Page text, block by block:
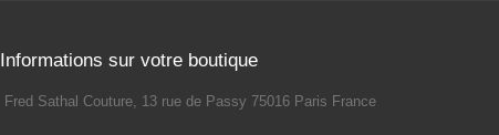
Informations sur votre boutique
Fred Sathal Couture, 13 rue de Passy 75016 Paris France